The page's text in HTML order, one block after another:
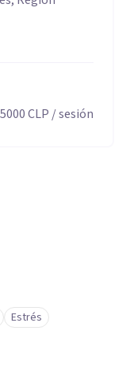
CLP / sesión
Estrés